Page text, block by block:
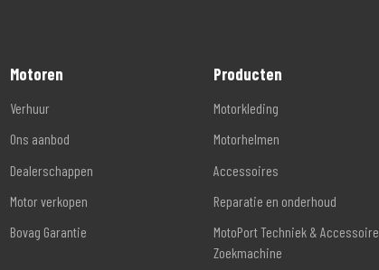
Motoren
Verhuur
Ons aanbod
Dealerschappen
Motor verkopen
Bovag Garantie
Producten
Motorkleding
Motorhelmen
Accessoires
Reparatie en onderhoud
MotoPort Techniek & Accessoire
Zoekmachine